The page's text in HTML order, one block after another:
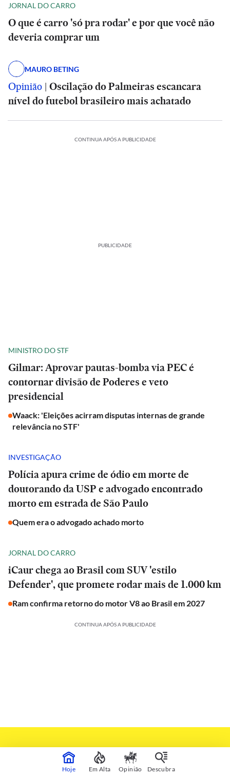
JORNAL DO CARRO
O que é carro 'só pra rodar' e por que você não
deveria comprar um
MAURO BETING
Opinião | Oscilação do Palmeiras escancara
nível do futebol brasileiro mais achatado
CONTINUA APÓS A PUBLICIDADE
PUBLICIDADE
MINISTRO DO STF
Gilmar: Aprovar pautas-bomba via PEC é
contornar divisão de Poderes e veto
presidencial
Waack: 'Eleições acirram disputas internas de grande
relevância no STF'
INVESTIGAÇÃO
Polícia apura crime de ódio em morte de
doutorando da USP e advogado encontrado
morto em estrada de São Paulo
Quem era o advogado achado morto
JORNAL DO CARRO
iCaur chega ao Brasil com SUV 'estilo
Defender', que promete rodar mais de 1.000 km
Ram confirma retorno do motor V8 ao Brasil em 2027
CONTINUA APÓS A PUBLICIDADE
Hoje Em Alta Opinião Descubra